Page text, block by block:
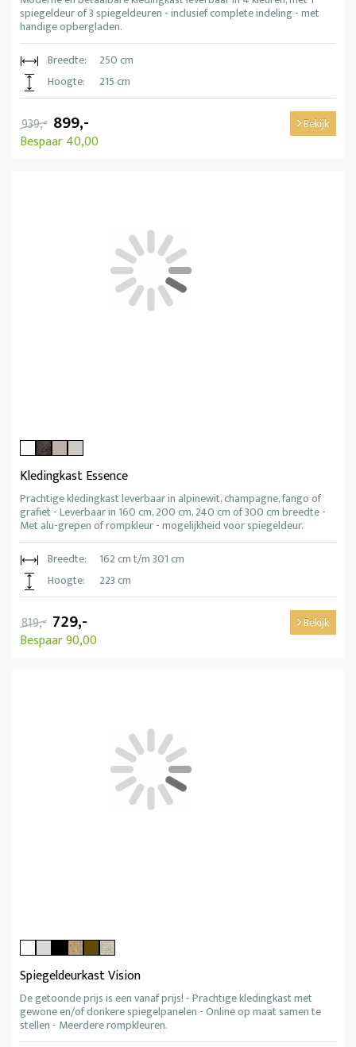
spiegeldeur of 3 spiegeldeuren - inclusief complete indeling - met
handige opbergladen.
Breedte:
250 cm
Hoogte:
215 cm
939,- 899,-
Bespaar 40,00
Bekijk
Kledingkast Essence
Prachtige kledingkast leverbaar in alpinewit, champagne, fango of
grafiet - Leverbaar in 160 cm, 200 cm, 240 cm of 300 cm breedte -
Met alu-grepen of rompkleur - mogelijkheid voor spiegeldeur.
Breedte:
162 cm t/m 301 cm
Hoogte:
223 cm
819,- 729,-
Bespaar 90,00
Bekijk
Spiegeldeurkast Vision
De getoonde prijs is een vanaf prijs! - Prachtige kledingkast met
gewone en/of donkere spiegelpanelen - Online op maat samen te
stellen - Meerdere rompkleuren.